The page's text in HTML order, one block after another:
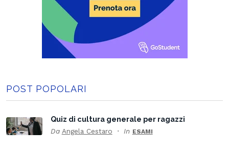
POST POPOLARI
Quiz di cultura generale per ragazzi
Da Angela Cestaro In ESAMI